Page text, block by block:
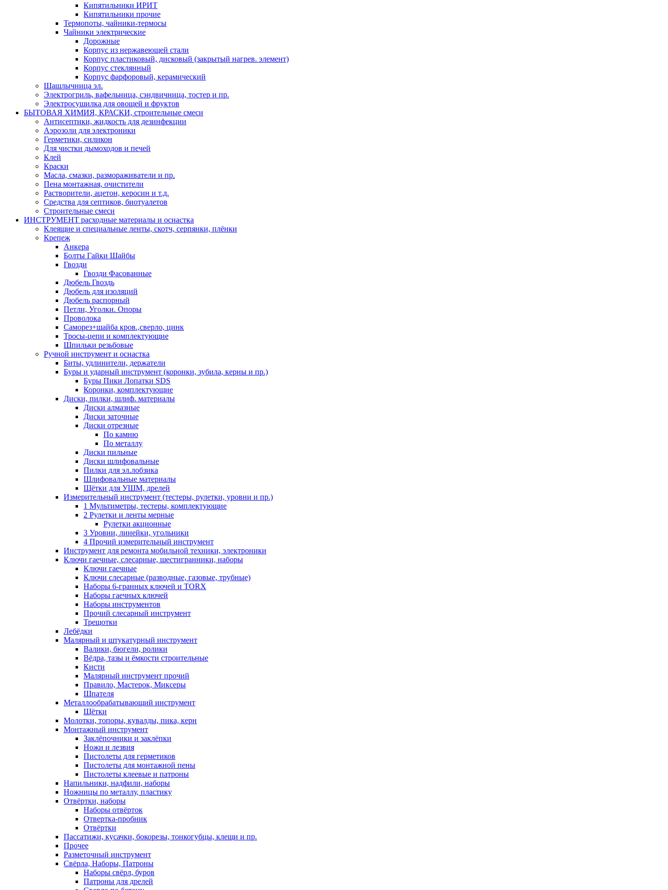
Кипятильники ИРИТ
Кипятильники прочие
Термопоты, чайники-термосы
Чайники электрические
Дорожные
Корпус из нержавеющей стали
Корпус пластиковый, дисковый (закрытый нагрев. элемент)
Корпус стеклянный
Корпус фарфоровый, керамический
Шашлычница эл.
Электрогриль, вафельница, сэндвичница, тостер и пр.
Электросушилка для овощей и фруктов
БЫТОВАЯ ХИМИЯ, КРАСКИ, строительные смеси
Антисептики, жидкость для дезинфекции
Аэрозоли для электроники
Герметики, силикон
Для чистки дымоходов и печей
Клей
Краски
Масла, смазки, размораживатели и пр.
Пена монтажная, очистители
Растворители, ацетон, керосин и т.д.
Средства для септиков, биотуалетов
Строительные смеси
ИНСТРУМЕНТ расходные материалы и оснастка
Клеящие и специальные ленты, скотч, серпянки, плёнки
Крепеж
Анкера
Болты Гайки Шайбы
Гвозди
Гвозди Фасованные
Дюбель Гвоздь
Дюбель для изоляций
Дюбель распорный
Петли, Уголки. Опоры
Проволока
Саморез+шайба кров.,сверло, цинк
Тросы-цепи и комплектующие
Шпильки резьбовые
Ручной инструмент и оснастка
Биты, удлинители, держатели
Буры и ударный инструмент (коронки, зубила, керны и пр.)
Буры Пики Лопатки SDS
Коронки, комплектующие
Диски, пилки, шлиф. материалы
Диски алмазные
Диски заточные
Диски отрезные
По камню
По металлу
Диски пильные
Диски шлифовальные
Пилки для эл.лобзика
Шлифовальные материалы
Щётки для УШМ, дрелей
Измерительный инструмент (тестеры, рулетки, уровни и пр.)
1 Мультиметры, тестеры, комплектующие
2 Рулетки и ленты мерные
Рулетки акционные
3 Уровни, линейки, угольники
4 Прочий измерительный инструмент
Инструмент для ремонта мобильной техники, электроники
Ключи гаечные, слесарные, шестигранники, наборы
Ключи гаечные
Ключи слесарные (разводные, газовые, трубные)
Наборы 6-гранных ключей и TORX
Наборы гаечных ключей
Наборы инструментов
Прочий слесарный инструмент
Трещотки
Лебёдки
Малярный и штукатурный инструмент
Валики, бюгели, ролики
Вёдра, тазы и ёмкости строительные
Кисти
Малярный инструмент прочий
Правило, Мастерок, Миксеры
Шпателя
Металлообрабатывающий инструмент
Щётки
Молотки, топоры, кувалды, пика, керн
Монтажный инструмент
Заклёпочники и заклёпки
Ножи и лезвия
Пистолеты для герметиков
Пистолеты для монтажной пены
Пистолеты клеевые и патроны
Напильники, надфили, наборы
Ножницы по металлу, пластику
Отвёртки, наборы
Наборы отвёрток
Отвертка-пробник
Отвёртки
Пассатижи, кусачки, бокорезы, тонкогубцы, клещи и пр.
Прочее
Разметочный инструмент
Свёрла, Наборы, Патроны
Наборы свёрл, буров
Патроны для дрелей